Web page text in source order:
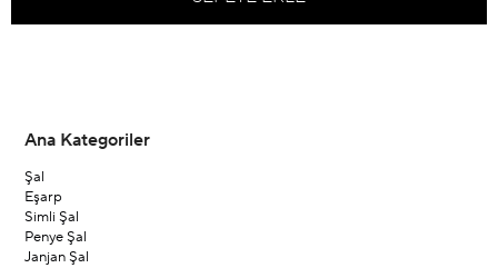
Ana Kategoriler
Şal
Eşarp
Simli Şal
Penye Şal
Janjan Şal